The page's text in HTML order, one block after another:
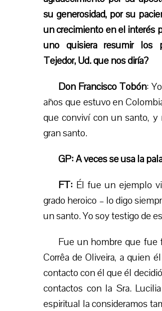
su generosidad, por su
un crecimiento en el interés
uno quisiera resumir los
Tejedor, Ud. que nos diría?
Don Francisco Tobón:
años que estuvo en
que conviví con un santo,
gran santo.
GP: A veces se usa la
FT: Él fue un ejemplo
grado heroico – lo digo
un santo. Yo soy testigo de
Fue un hombre que fue
Corrêa de Oliveira, a quien
contacto con él que él
contactos con la Sra.
espiritual la consideramos